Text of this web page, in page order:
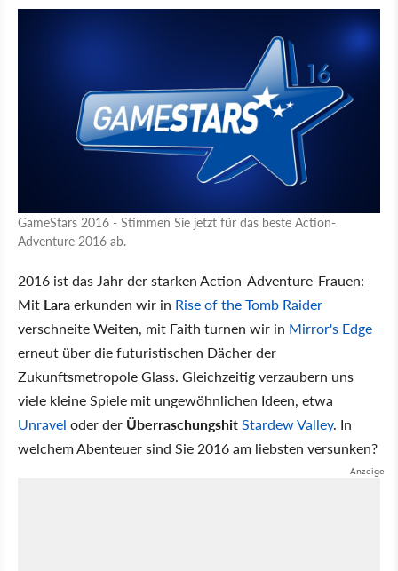
GameStars 2016 - Stimmen Sie jetzt für das beste Action-
Adventure 2016 ab.
2016 ist das Jahr der starken Action-Adventure-Frauen:
Mit Laraerkunden wir in Rise of the Tomb Raider
verschneite Weiten, mit Faith turnen wir in Mirror's Edge
erneut über die futuristischen Dächer der
Zukunftsmetropole Glass. Gleichzeitig verzaubern uns
viele kleine Spiele mit ungewöhnlichen Ideen, etwa
Unravel oder der ÜberraschungshitStardew Valley. In
welchem Abenteuer sind Sie 2016 am liebsten versunken?